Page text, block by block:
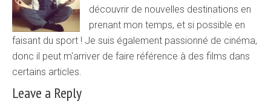
découvrir de nouvelles destinations en
prenant mon temps, et si possible en
faisant du sport ! Je suis également passionné de cinéma,
donc il peut m'arriver de faire référence à des films dans
certains articles.
Leave a Reply